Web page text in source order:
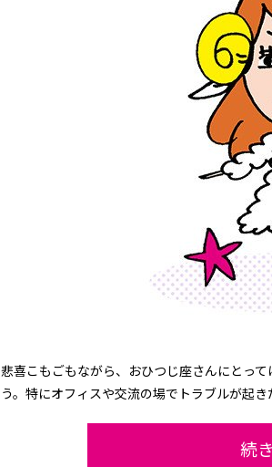
悲喜こもごもながら、おひつじ座さんにとっ
う。特にオフィスや交流の場でトラブルが起
続